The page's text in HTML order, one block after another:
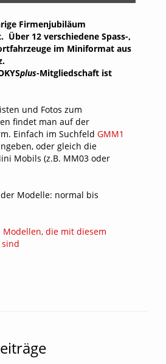
Firmenjubiläum
Über 12 verschiedene Spass-,
im Miniformat aus
plus-Mitgliedschaft ist
und Fotos zum
findet man auf der
Einfach im Suchfeld GMM1
oder gleich die
Mobils (z.B. MM03 oder
Modelle: normal bis
Modellen, die mit diesem
sind